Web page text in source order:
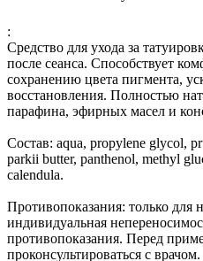
:
Средство для ухода за
после сеанса. Способствует
сохранению цвета пигмента,
восстановления. Полностью
парафина, эфирных масел и
Состав: aqua, propylene glycol,
parkii butter, panthenol, methyl
calendula.
Противопоказания: только для
индивидуальная
противопоказания. Перед
проконсультироваться с врачом.